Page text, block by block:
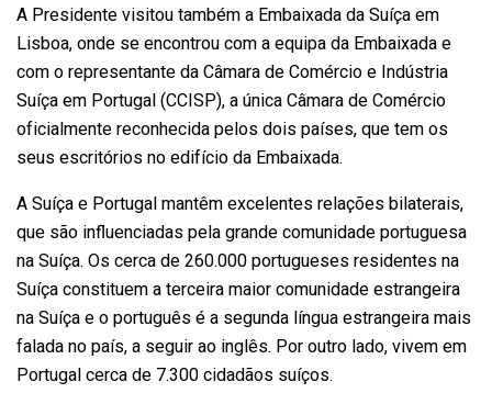
A Presidente visitou também a Embaixada da Suíça em
Lisboa, onde se encontrou com a equipa da Embaixada e
com o representante da Câmara de Comércio e Indústria
Suíça em Portugal (CCISP), a única Câmara de Comércio
oficialmente reconhecida pelos dois países, que tem os
seus escritórios no edifício da Embaixada.
A Suíça e Portugal mantêm excelentes relações bilaterais,
que são influenciadas pela grande comunidade portuguesa
na Suíça. Os cerca de 260.000 portugueses residentes na
Suíça constituem a terceira maior comunidade estrangeira
na Suíça e o português é a segunda língua estrangeira mais
falada no país, a seguir ao inglês. Por outro lado, vivem em
Portugal cerca de 7.300 cidadãos suíços.